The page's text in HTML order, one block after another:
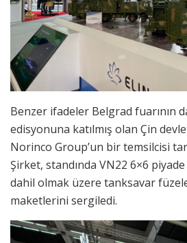
Benzer ifadeler Belgrad fuarının
edisyonuna katılmış olan Çin
Norinco Group’un bir temsilcisi
Şirket, standında VN22 6×6
dahil olmak üzere tanksavar
maketlerini sergiledi.